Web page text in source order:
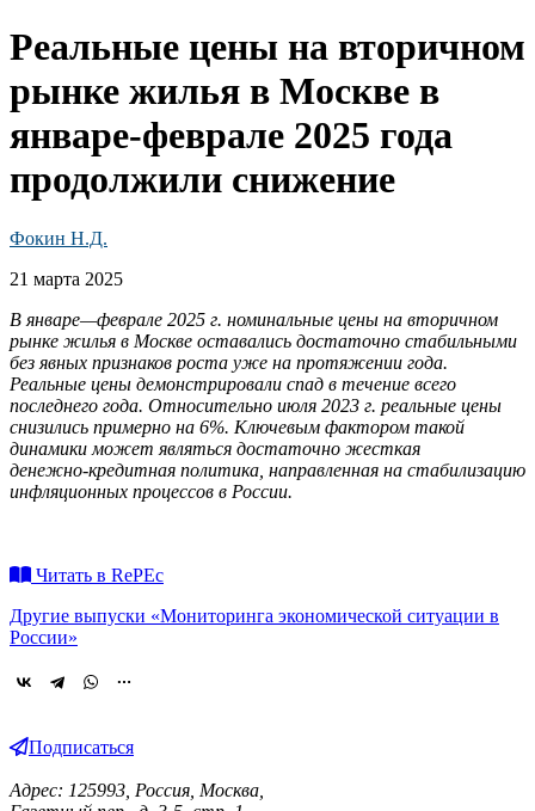
Реальные цены на вторичном
рынке жилья в Москве в
январе-феврале 2025 года
продолжили снижение
Фокин Н.Д.
21 марта 2025
В январе—феврале 2025 г. номинальные цены на вторичном
рынке жилья в Москве оставались достаточно стабильными
без явных признаков роста уже на протяжении года.
Реальные цены демонстрировали спад в течение всего
последнего года. Относительно июля 2023 г. реальные цены
снизились примерно на 6%. Ключевым фактором такой
динамики может являться достаточно жесткая
денежно-кредитная политика, направленная на стабилизацию
инфляционных процессов в России.
Читать в RePEc
Другие выпуски «Мониторинга экономической ситуации в
России»
Подписаться
Адрес: 125993, Россия, Москва,